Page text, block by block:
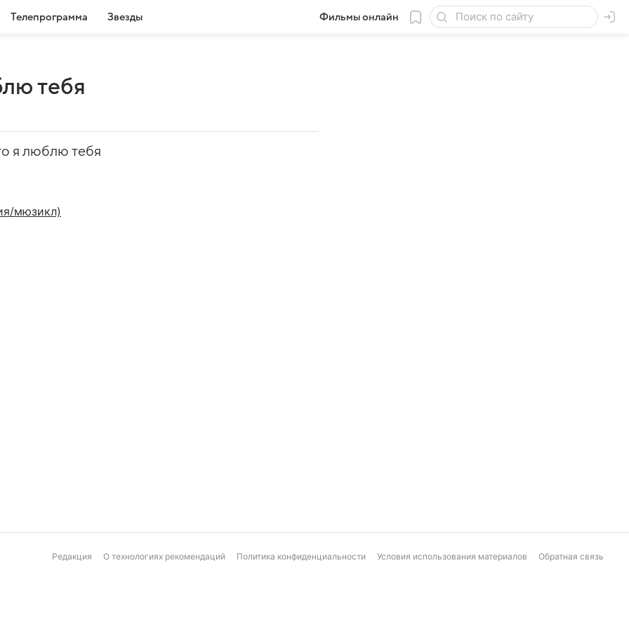
Телепрограмма Звезды Фильмы онлайн
тебя
я люблю тебя
мюзикл)
Редакция О технологиях рекомендаций Политика конфиденциальности Условия использования материалов Обратная связь